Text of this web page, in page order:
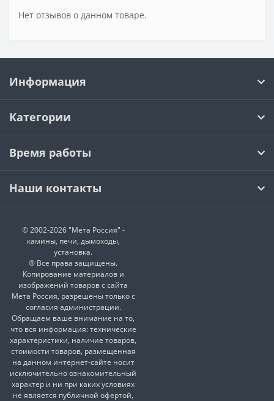
Нет отзывов о данном товаре.
Информация
Категории
Время работы
Наши контакты
© 2002-2026 "Мета Россия" -
камины, печи, дымоходы,
установка.
® Все права защищены.
Копирование материалов и
изображений товаров с сайта
Мета Россия, разрешены только с
согласия администрации.
Обращаем ваше внимание на то,
что вся информация: технические
характеристики, наличие товаров,
стоимости товаров, размещенная
на данном интернет-сайте носит
исключительно ознакомительный
характер и ни при каких условиях
не является публичной офертой,